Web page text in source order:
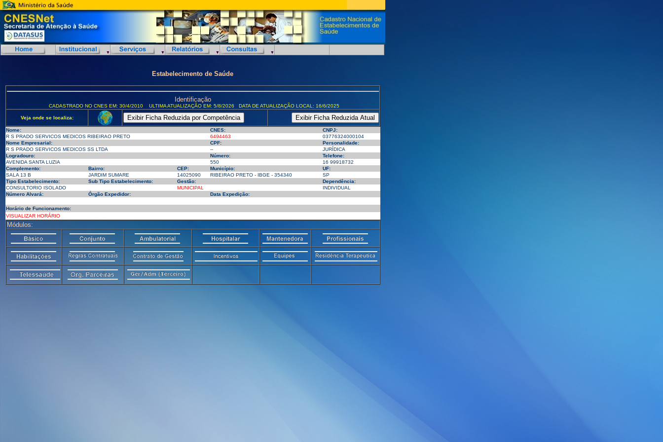
Estabelecimento de Saúde
Identificação
CADASTRADO NO CNES EM: 30/4/2010 ULTIMA ATUALIZAÇÃO EM: 5/8/2026 DATA DE ATUALIZAÇÃO LOCAL: 16/6/2025
Veja onde se localiza:
Nome: CNES:
CNPJ:
R S PRADO SERVICOS MEDICOS RIBEIRAO PRETO
6494463
03776324000104
Nome Empresarial:
CPF:
Personalidade:
R S PRADO SERVICOS MEDICOS SS LTDA
--
JURÍDICA
Logradouro:
Número:
Telefone:
AVENIDA SANTA LUZIA
550
16 99918732
Complemento:
Bairro: CEP: Município:
UF:
SALA 13 B
JARDIM SUMARE 14025090 RIBEIRAO PRETO - IBGE - 354340
SP
Tipo Estabelecimento:
Sub Tipo Estabelecimento: Gestão:
Dependência:
CONSULTORIO ISOLADO
MUNICIPAL
INDIVIDUAL
Número Alvará:
Órgão Expedidor: Data Expedição:
Horário de Funcionamento:
VISUALIZAR HORÁRIO
Módulos: